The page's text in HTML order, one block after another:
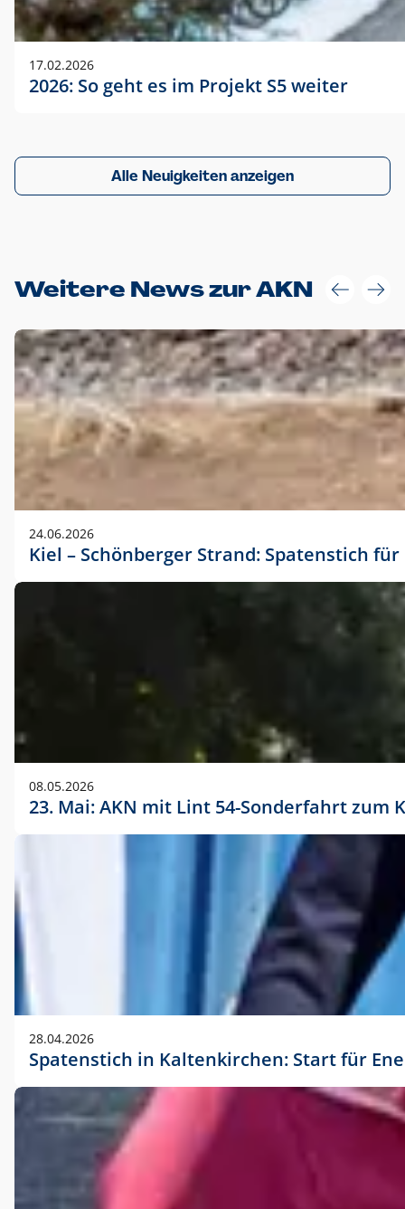
17.02.2026
2026: So geht es im Projekt S5 weiter
Alle Neuigkeiten anzeigen
Weitere News zur AKN
24.06.2026
Kiel – Schönberger Strand: Spatenstich
08.05.2026
23. Mai: AKN mit Lint 54-Sonderfahrt
28.04.2026
Spatenstich in Kaltenkirchen: Start für